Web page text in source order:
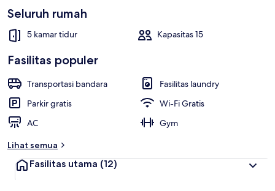
Seluruh rumah
5 kamar tidur Kapasitas 15
Fasilitas populer
Transportasi bandara
Fasilitas laundry
Parkir gratis
Wi-Fi Gratis
AC
Gym
Lihat semua
Fasilitas utama (12)